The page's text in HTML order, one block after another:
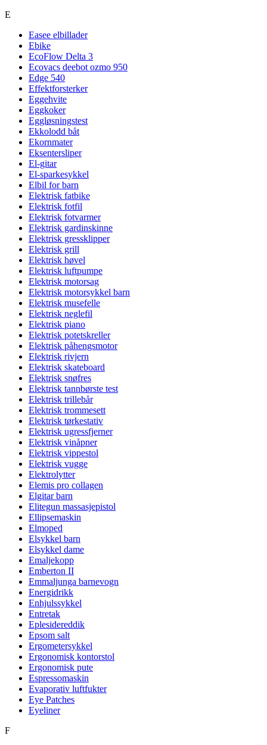
E
Easee elbillader
Ebike
EcoFlow Delta 3
Ecovacs deebot ozmo 950
Edge 540
Effektforsterker
Eggehvite
Eggkoker
Eggløsningstest
Ekkolodd båt
Ekornmater
Eksentersliper
El-gitar
El-sparkesykkel
Elbil for barn
Elektrisk fatbike
Elektrisk fotfil
Elektrisk fotvarmer
Elektrisk gardinskinne
Elektrisk gressklipper
Elektrisk grill
Elektrisk høvel
Elektrisk luftpumpe
Elektrisk motorsag
Elektrisk motorsykkel barn
Elektrisk musefelle
Elektrisk neglefil
Elektrisk piano
Elektrisk potetskreller
Elektrisk påhengsmotor
Elektrisk rivjern
Elektrisk skateboard
Elektrisk snøfres
Elektrisk tannbørste test
Elektrisk trillebår
Elektrisk trommesett
Elektrisk tørkestativ
Elektrisk ugressfjerner
Elektrisk vinåpner
Elektrisk vippestol
Elektrisk vugge
Elektrolytter
Elemis pro collagen
Elgitar barn
Elitegun massasjepistol
Ellipsemaskin
Elmoped
Elsykkel barn
Elsykkel dame
Emaljekopp
Emberton II
Emmaljunga barnevogn
Energidrikk
Enhjulssykkel
Entretak
Eplesidereddik
Epsom salt
Ergometersykkel
Ergonomisk kontorstol
Ergonomisk pute
Espressomaskin
Evaporativ luftfukter
Eye Patches
Eyeliner
F